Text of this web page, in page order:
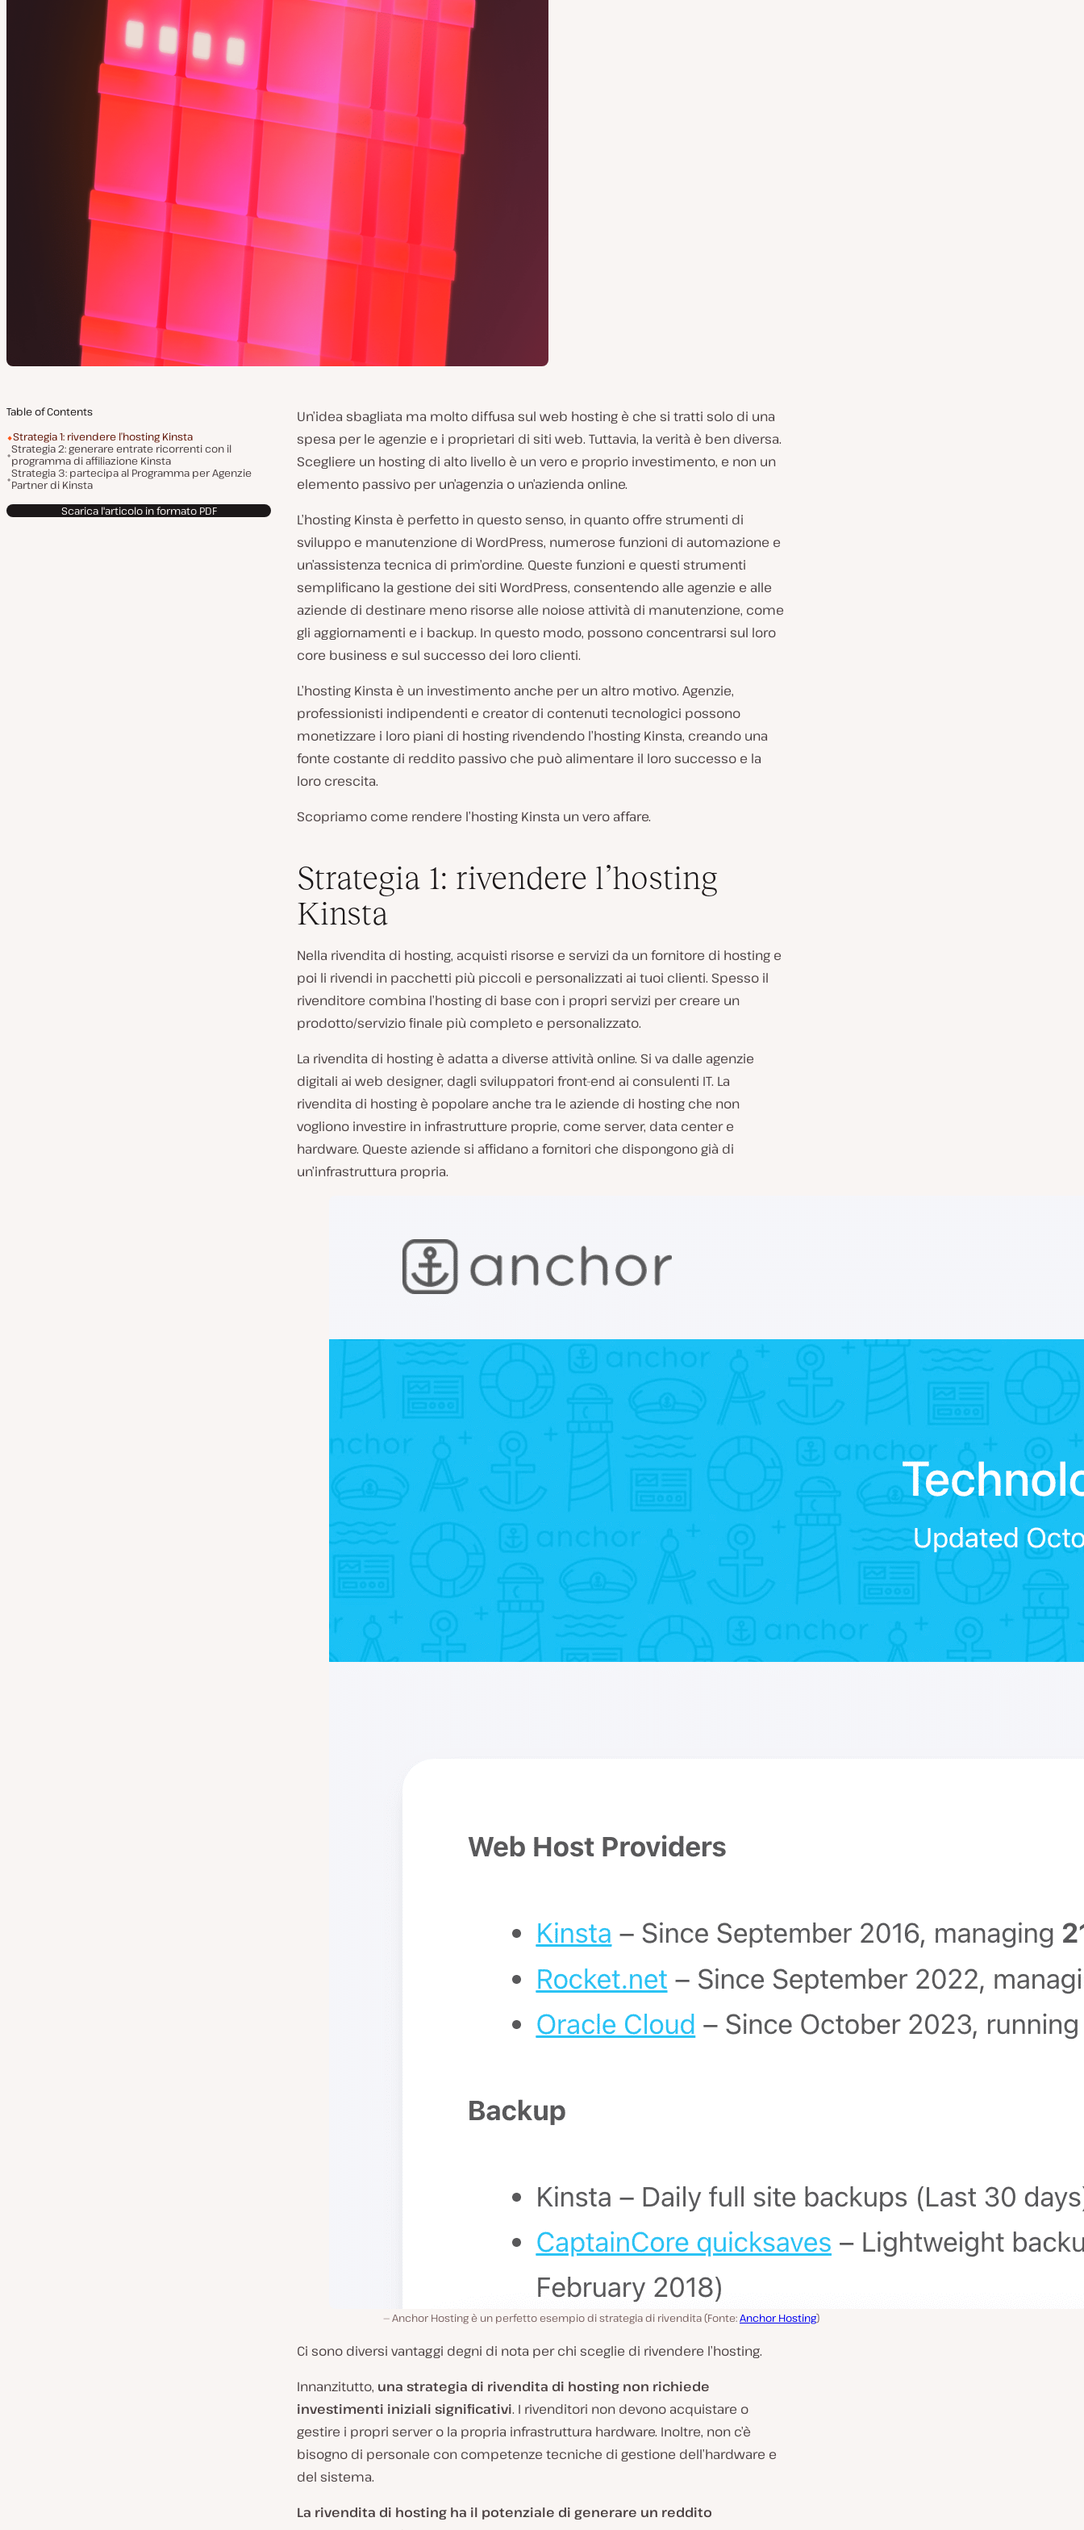
Table of Contents
Strategia 1: rivendere l’hosting Kinsta
Strategia 2: generare entrate ricorrenti con il
programma di affiliazione Kinsta
Strategia 3: partecipa al Programma per Agenzie
Partner di Kinsta
Scarica l'articolo in formato PDF
Un’idea sbagliata ma molto diffusa sul web hosting è che si tratti solo di una
spesa per le agenzie e i proprietari di siti web. Tuttavia, la verità è ben diversa.
Scegliere un hosting di alto livello è un vero e proprio investimento, e non un
elemento passivo per un’agenzia o un’azienda online.
L’hosting Kinsta è perfetto in questo senso, in quanto offre strumenti di
sviluppo e manutenzione di WordPress, numerose funzioni di automazione e
un’assistenza tecnica di prim’ordine. Queste funzioni e questi strumenti
semplificano la gestione dei siti WordPress, consentendo alle agenzie e alle
aziende di destinare meno risorse alle noiose attività di manutenzione, come
gli aggiornamenti e i backup. In questo modo, possono concentrarsi sul loro
core business e sul successo dei loro clienti.
L’hosting Kinsta è un investimento anche per un altro motivo. Agenzie,
professionisti indipendenti e creator di contenuti tecnologici possono
monetizzare i loro piani di hosting rivendendo l’hosting Kinsta, creando una
fonte costante di reddito passivo che può alimentare il loro successo e la
loro crescita.
Scopriamo come rendere l’hosting Kinsta un vero affare.
Strategia 1: rivendere l’hosting
Kinsta
Nella rivendita di hosting, acquisti risorse e servizi da un fornitore di hosting e
poi li rivendi in pacchetti più piccoli e personalizzati ai tuoi clienti. Spesso il
rivenditore combina l’hosting di base con i propri servizi per creare un
prodotto/servizio finale più completo e personalizzato.
La rivendita di hosting è adatta a diverse attività online. Si va dalle agenzie
digitali ai web designer, dagli sviluppatori front-end ai consulenti IT. La
rivendita di hosting è popolare anche tra le aziende di hosting che non
vogliono investire in infrastrutture proprie, come server, data center e
hardware. Queste aziende si affidano a fornitori che dispongono già di
un’infrastruttura propria.
Anchor Hosting è un perfetto esempio di strategia di rivendita (Fonte:Anchor Hosting)
Ci sono diversi vantaggi degni di nota per chi sceglie di rivendere l’hosting.
Innanzitutto, una strategia di rivendita di hosting non richiede
investimenti iniziali significativi. I rivenditori non devono acquistare o
gestire i propri server o la propria infrastruttura hardware. Inoltre, non c’è
bisogno di personale con competenze tecniche di gestione dell’hardware e
del sistema.
La rivendita di hosting ha il potenziale di generare un reddito